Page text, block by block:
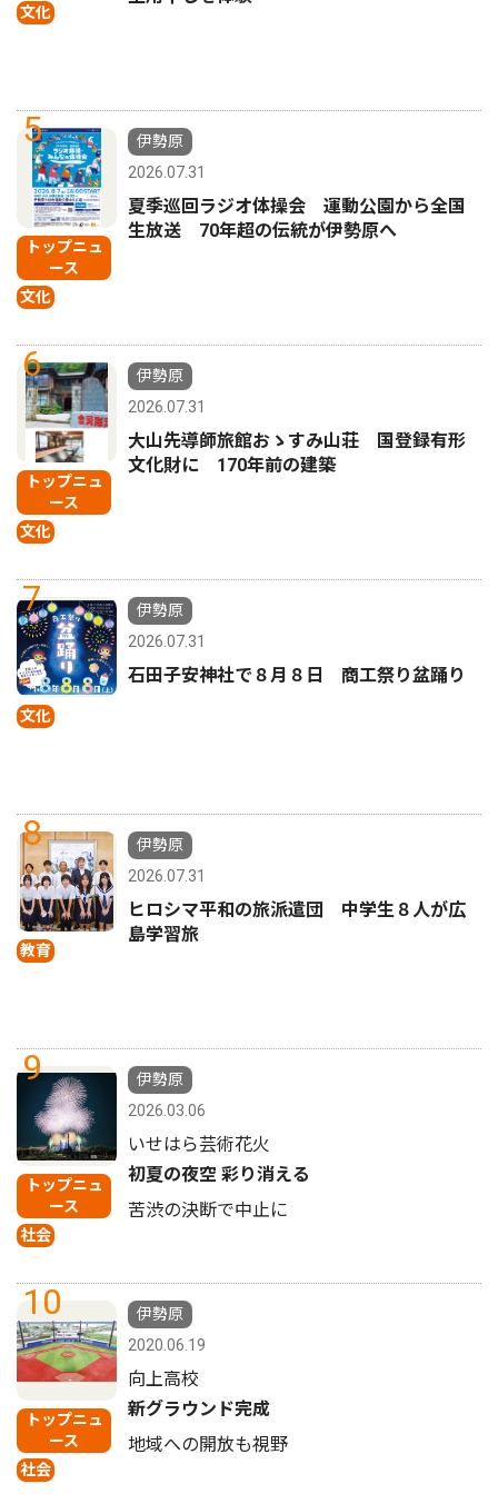
文化
5
トップニュ
ース
文化
伊勢原
2026.07.31
夏季巡回ラジオ体操会 運動公園から全国
生放送 70年超の伝統が伊勢原へ
6
トップニュ
ース
文化
伊勢原
2026.07.31
大山先導師旅館おゝすみ山荘 国登録有形
文化財に 170年前の建築
7
文化
伊勢原
2026.07.31
石田子安神社で８月８日 商工祭り盆踊り
8
教育
伊勢原
2026.07.31
ヒロシマ平和の旅派遣団 中学生８人が広
島学習旅
9
トップニュ
ース
社会
伊勢原
2026.03.06
いせはら芸術花火
初夏の夜空 彩り消える
苦渋の決断で中止に
10
トップニュ
ース
社会
伊勢原
2020.06.19
向上高校
新グラウンド完成
地域への開放も視野